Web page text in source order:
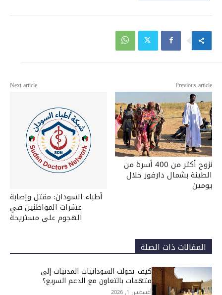
Previous article
نزوح أكثر من 400 أسرة من
الطينة بشمال دارفور خلال
يومين
Next article
أطباء السودان: مقتل وإصابة
عشرات المواطنين في
الهجوم على مستريحة
المقالات ذات الصلة
كيف تحولت السودانيات المدنيات إلى
متهمات بالتعاون مع الدعم السريع؟
أغسطس 1, 2026